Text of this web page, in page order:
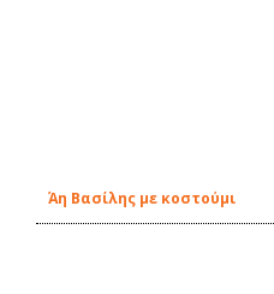
Άη Βασίλης με κοστούμι